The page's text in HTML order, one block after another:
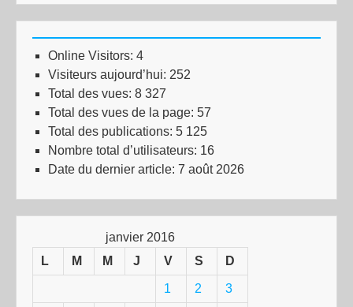
Online Visitors: 4
Visiteurs aujourd’hui: 252
Total des vues: 8 327
Total des vues de la page: 57
Total des publications: 5 125
Nombre total d’utilisateurs: 16
Date du dernier article: 7 août 2026
janvier 2016
L
M M J V S D
1 2 3